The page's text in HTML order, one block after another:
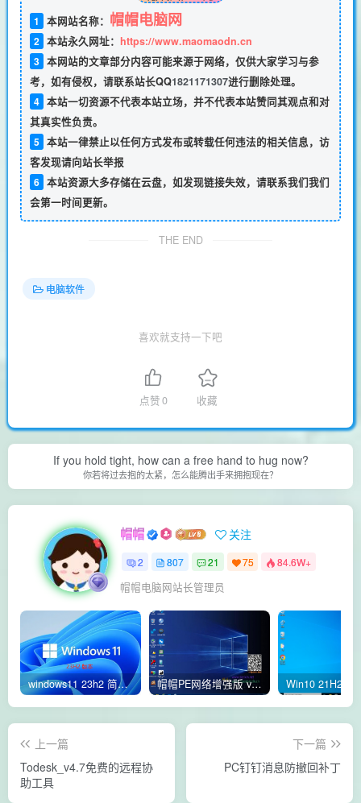
1 本网站名称： 帽帽电脑网
2 本站永久网址： https://www.maomaodn.cn
3 本网站的文章部分内容可能来源于网络，仅供大家学习与参
考，如有侵权，请联系站长QQ1821171307进行删除处理。
4 本站一切资源不代表本站立场，并不代表本站赞同其观点和对
其真实性负责。
5 本站一律禁止以任何方式发布或转载任何违法的相关信息，访
客发现请向站长举报
6 本站资源大多存储在云盘，如发现链接失效，请联系我们我们
会第一时间更新。
THE END
电脑软件
喜欢就支持一下吧
点赞0 收藏
If you hold tight, how can a free hand to hug now?
你若将过去抱的太紧，怎么能腾出手来拥抱现在？
帽帽 关注
2 807 21 75 84.6W+
帽帽电脑网站长管理员
windows11 23h2 简体中文版64位 正式版 帽帽PE网络增强版 v2.4版本
上一篇
Todesk_v4.7免费的远程协
助工具
下一篇
PC钉钉消息防撤回补丁